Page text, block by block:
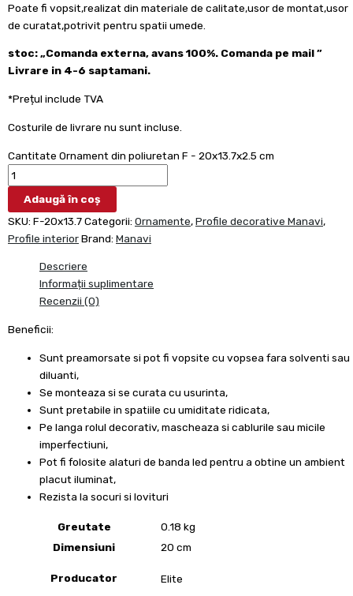
Poate fi vopsit,realizat din materiale de calitate,usor de montat,usor
de curatat,potrivit pentru spatii umede.
stoc: „Comanda externa, avans 100%. Comanda pe mail ”
Livrare in 4-6 saptamani.
*Prețul include TVA
Costurile de livrare nu sunt incluse.
Cantitate Ornament din poliuretan F - 20x13.7x2.5 cm
Adaugă în coș
SKU: F-20x13.7Categorii: Ornamente,Profile decorative Manavi,
Profile interiorBrand: Manavi
Descriere
Informații suplimentare
Recenzii (0)
Beneficii:
Sunt preamorsate si pot fi vopsite cu vopsea fara solventi sau
diluanti,
Se monteaza si se curata cu usurinta,
Sunt pretabile in spatiile cu umiditate ridicata,
Pe langa rolul decorativ, mascheaza si cablurile sau micile
imperfectiuni,
Pot fi folosite alaturi de banda led pentru a obtine un ambient
placut iluminat,
Rezista la socuri si lovituri
Greutate
0.18 kg
Dimensiuni
20 cm
Producator Elite